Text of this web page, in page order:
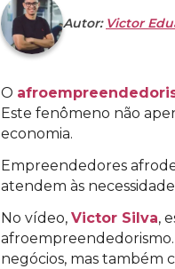
Autor: Victor
O
Este fenômeno não
economia.
Empreendedores
atendem às
No vídeo, Victor Silva,
negócios, mas também